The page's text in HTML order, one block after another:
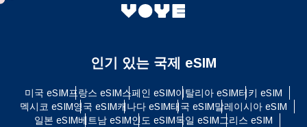
인기 있는 국제 eSIM
미국 eSIM프랑스 eSIM스페인 eSIM이탈리아 eSIM터키 eSIM
멕시코 eSIM영국 eSIM캐나다 eSIM태국 eSIM말레이시아 eSIM
일본 eSIM베트남 eSIM인도 eSIM독일 eSIM그리스 eSIM